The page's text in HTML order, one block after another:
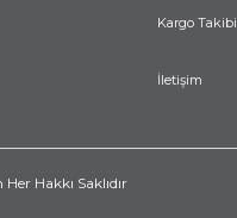
Kargo Takibi
İletişim
Hakkı Saklıdır